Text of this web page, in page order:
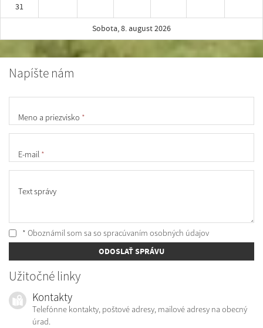
31
Sobota, 8. august 2026
Napíšte nám
Meno a priezvisko *
E-mail *
Text správy
* Oboznámil som sa so spracúvaním osobných údajov
ODOSLAŤ SPRÁVU
Užitočné linky
Kontakty
Telefónne kontakty, poštové adresy, mailové adresy na obecný
úrad.